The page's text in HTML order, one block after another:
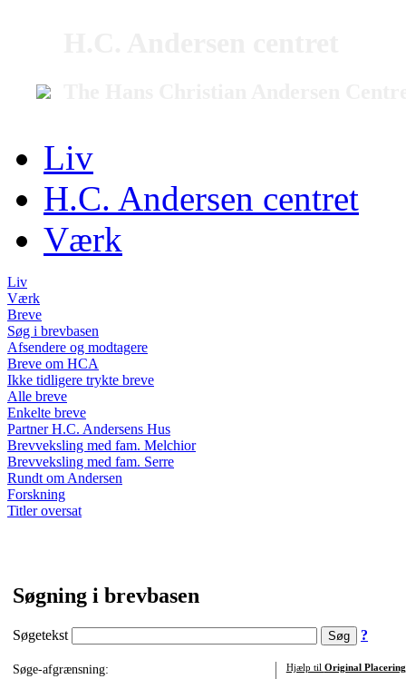
Liv
H.C. Andersen centret
Værk
Liv
Værk
Breve
Søg i brevbasen
Afsendere og modtagere
Breve om HCA
Ikke tidligere trykte breve
Alle breve
Enkelte breve
Partner H.C. Andersens Hus
Brevveksling med fam. Melchior
Brevveksling med fam. Serre
Rundt om Andersen
Forskning
Titler oversat
Søgning i brevbasen
Søgetekst ?
Søge-afgrænsning:
Hjælp til Original Placering